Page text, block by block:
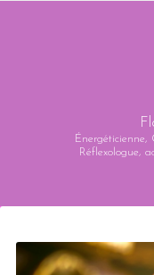
Énergéticienne,
Réflexologue,